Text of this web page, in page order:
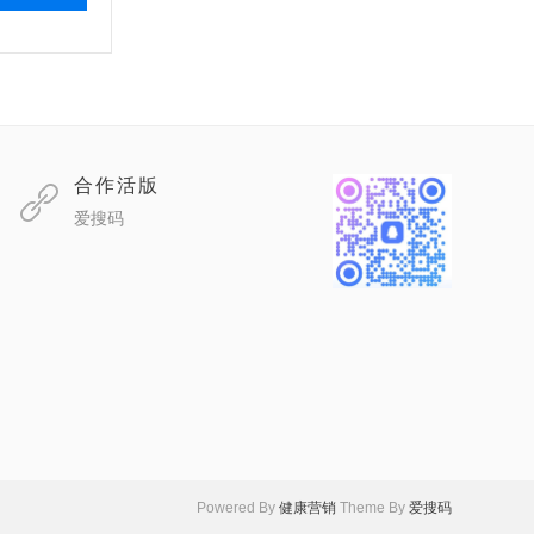
合作活版
爱搜码
Powered By 健康营销Theme By 爱搜码